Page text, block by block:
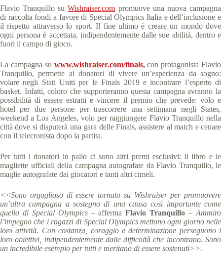
Flavio Tranquillo suWishraiser.com promuove una nuova campagna
di raccolta fondi a favore di Special Olympics Italia e dell’inclusione e
il rispetto attraverso lo sport. Il fine ultimo è creare un mondo dove
ogni persona è accettata, indipendentemente dalle sue abilità, dentro e
fuori il campo di gioco.
La campagna su www.wishraiser.com/finals,con protagonista Flavio
Tranquillo, permette ai donatori di vivere un’esperienza da sogno:
volare negli Stati Uniti per le Finals 2019 e incontrare l’esperto di
basket. Infatti, coloro che supporteranno questa campagna avranno la
possibilità di essere estratti e vincere il premio che prevede: volo e
hotel per due persone per trascorrere una settimana negli States,
weekend a Los Angeles, volo per raggiungere Flavio Tranquillo nella
città dove si disputerà una gara delle Finals, assistere al match e cenare
con il telecronista dopo la partita.
Per tutti i donatori in palio ci sono altri premi esclusivi: il libro e le
magliette ufficiali della campagna autografate da Flavio Tranquillo, le
maglie autografate dai giocatori e tanti altri cimeli.
<<Sono orgoglioso di essere tornato su Wishraiser per promuovere
un’altra campagna a sostegno di una causa così importante come
quella di Special Olympics – affermaFlavio Tranquillo –Ammiro
l’impegno che i ragazzi di Special Olympics mettono ogni giorno nelle
loro attività. Con costanza, coraggio e determinazione perseguono i
loro obiettivi, indipendentemente dalle difficoltà che incontrano. Sono
un incredibile esempio per tutti e meritano di essere sostenuti>>.